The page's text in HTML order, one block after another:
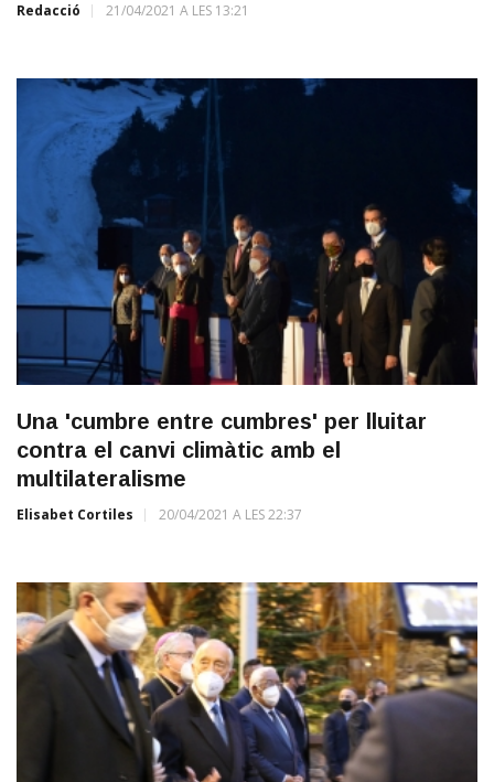
Redacció 21/04/2021 A LES 13:21
Una 'cumbre entre cumbres' per lluitar
contra el canvi climàtic amb el
multilateralisme
Elisabet Cortiles 20/04/2021 A LES 22:37